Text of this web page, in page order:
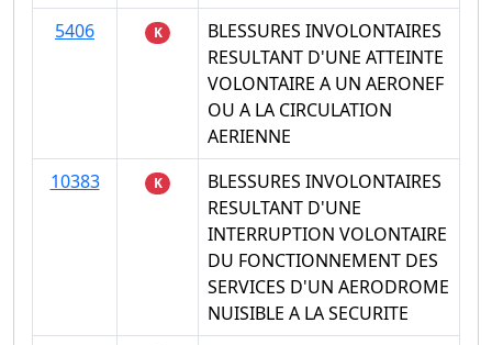
5406
K
BLESSURES INVOLONTAIRES
RESULTANT D'UNE ATTEINTE
VOLONTAIRE A UN AERONEF
OU A LA CIRCULATION
AERIENNE
10383
K
BLESSURES INVOLONTAIRES
RESULTANT D'UNE
INTERRUPTION VOLONTAIRE
DU FONCTIONNEMENT DES
SERVICES D'UN AERODROME
NUISIBLE A LA SECURITE